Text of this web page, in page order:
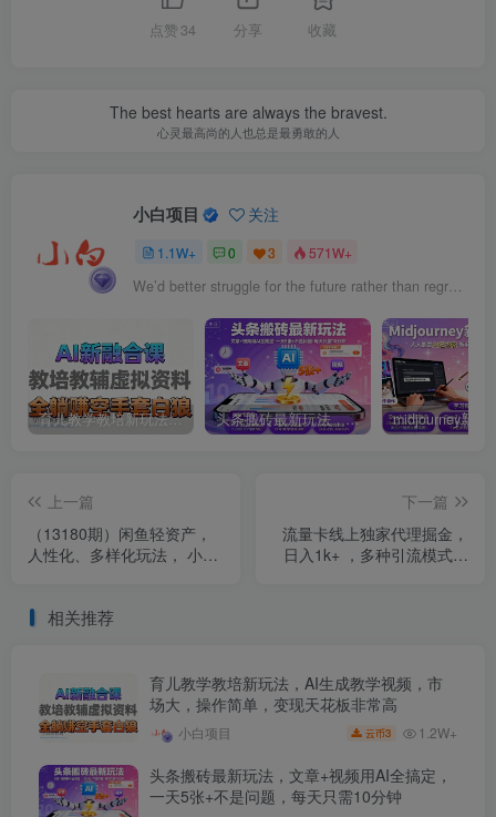
点赞 34 分享 收藏
The best hearts are always the bravest.
心灵最高尚的人也总是最勇敢的人
小白项目 关注
1.1W+ 0 3 571W+
We’d better struggle for the future rather than regret for the past.
育儿教学教培新玩法，AI生成教学视频，市场大，操作简单，变现天花板非常高 头条搬砖最新玩法，文章+视频用AI全搞定，一天5张+不是问题，每天只需10分钟
上一篇
（13180期）闲鱼轻资产，
人性化、多样化玩法， 小白
下一篇
流量卡线上独家代理掘金，
日入1k+ ，多种引流模式，
相关推荐
育儿教学教培新玩法，AI生成教学视频，市
场大，操作简单，变现天花板非常高
小白项目 云币3 1.2W+
头条搬砖最新玩法，文章+视频用AI全搞定，
一天5张+不是问题，每天只需10分钟